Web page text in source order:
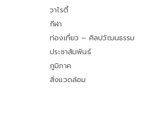
วาไรตี้
กีฬา
ท่องเที่ยว – ศิลปวัฒนธรรม
ประชาสัมพันธ์
ภูมิภาค
สิ่งแวดล้อม